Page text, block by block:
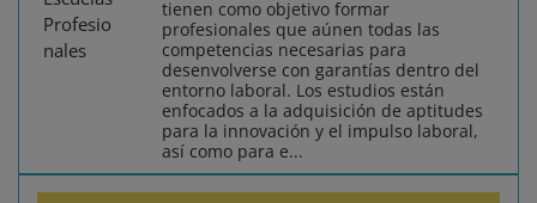
tienen como objetivo formar
profesionales que aúnen todas las
competencias necesarias para
desenvolverse con garantías dentro del
entorno laboral. Los estudios están
enfocados a la adquisición de aptitudes
para la innovación y el impulso laboral,
así como para e...